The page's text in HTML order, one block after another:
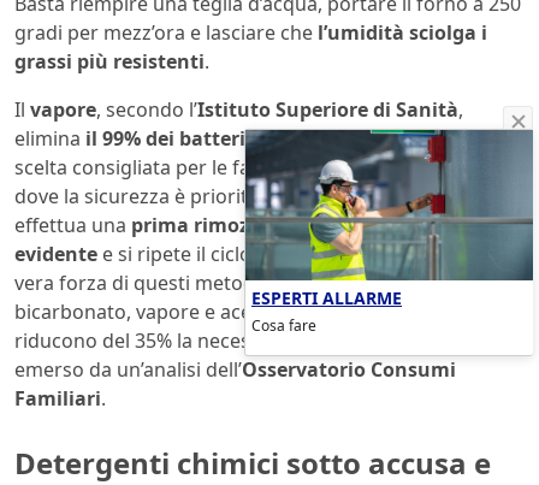
gradi per mezz’ora e lasciare che l’umidità sciolga i
grassi più resistenti.
Il vapore, secondo l’Istituto Superiore di Sanità,
elimina il 99% dei batteri senza residui tossici. Una
scelta consigliata per le famiglie con bambini o animali,
dove la sicurezza è prioritaria. L’efficacia aumenta se si
effettua una prima rimozione dello sporco più
evidente e si ripete il ciclo a distanza di pochi giorni. La
vera forza di questi metodi è lacombinazione:
bicarbonato, vapore e aceto agiscono in sinergia e
riducono del 35% la necessità di interventi futuri, come
emerso da un’analisi dell’Osservatorio Consumi
Familiari.
Detergenti chimici sotto accusa e
ESPERTI ALLARME
Cosa fare